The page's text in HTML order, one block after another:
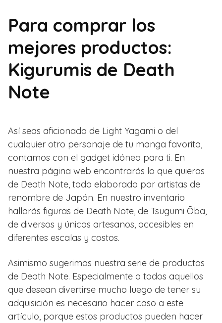
Para comprar los
mejores productos:
Kigurumis de Death
Note
Así seas aficionado de Light Yagami o del
cualquier otro personaje de tu manga favorita,
contamos con el gadget idóneo para ti. En
nuestra página web encontrarás lo que quieras
de Death Note, todo elaborado por artistas de
renombre de Japón. En nuestro inventario
hallarás figuras de Death Note, de Tsugumi Ōba,
de diversos y únicos artesanos, accesibles en
diferentes escalas y costos.
Asimismo sugerimos nuestra serie de productos
de Death Note. Especialmente a todos aquellos
que desean divertirse mucho luego de tener su
adquisición es necesario hacer caso a este
artículo, porque estos productos pueden hacer